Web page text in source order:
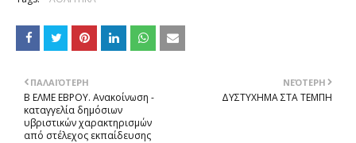
ΝΕΌΤΕΡΗ
ΔΥΣΤΥΧΗΜΑ ΣΤΑ ΤΕΜΠΗ
ΠΑΛΑΙΌΤΕΡΗ
Β ΕΛΜΕ ΕΒΡΟΥ. Ανακοίνωση -
καταγγελία δημόσιων
υβριστικών χαρακτηρισμών
από στέλεχος εκπαίδευσης